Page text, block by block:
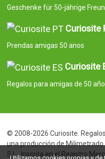
Geschenke für 50-jährige
Curiosite
Prendas amigas 50 anos
Curiosite
Regalos para amigas de 50
© 2008-2026 Curiosite.
una producción de
S.L.. Inscrita en el Registro
Utilizamos cookies propias y de